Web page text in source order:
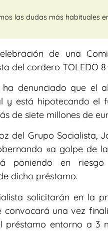
las dudas más habituales
de una
del cordero TOLEDO 8
denunciado que el
y está hipotecando el
de siete millones de
del Grupo Socialista,
«a golpe de
poniendo en
dicho préstamo.
solicitarán en la
convocará una vez
préstamo entorno a 3